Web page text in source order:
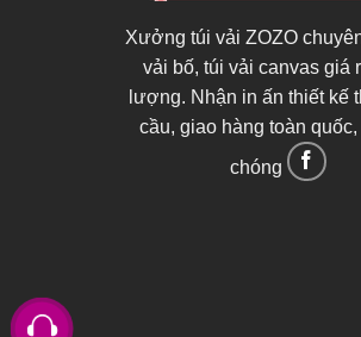
Xưởng túi vải ZOZO
vải bố, túi vải canvas giá
lượng. Nhận in ấn thiết kế
cầu, giao hàng toàn
chóng